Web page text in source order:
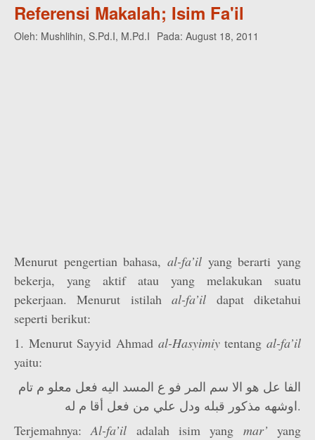
Referensi Makalah; Isim Fa'il
Oleh: Mushlihin, S.Pd.I, M.Pd.I Pada: August 18, 2011
Menurut pengertian bahasa, al-fa’il yang berarti yang
bekerja, yang aktif atau yang melakukan suatu
pekerjaan. Menurut istilahal-fa’il dapat diketahui
seperti berikut:
1. Menurut Sayyid Ahmad al-Hasyimiytentangal-fa’il
yaitu:
الفا عل هو الا سم المر فو ع المسد اليه فعل معلو م تام
اوشهه مذكور قبله ودل علي من فعل أقا م له.
Terjemahnya:Al-fa’il adalah isim yang mar­’yang